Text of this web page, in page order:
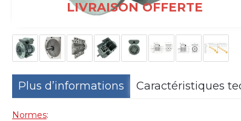
LIVRAISON OFFERTE
Plus d’informations Caractéristiques
Normes: